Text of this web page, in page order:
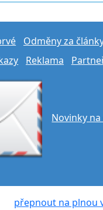
Odměny za
Reklama
Novinky
přepnout na plnou